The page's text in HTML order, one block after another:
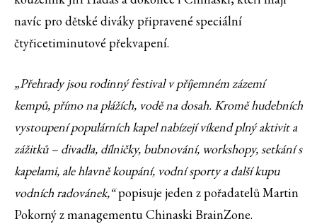
navíc pro dětské diváky připravené speciální
čtyřicetiminutové překvapení.
„Přehrady jsou rodinný festival v příjemném zázemí
kempů, přímo na plážích, vodě na dosah. Kromě hudebních
vystoupení populárních kapel nabízejí víkend plný aktivit a
zážitků – divadla, dílničky, bubnování, workshopy, setkání s
kapelami, ale hlavně koupání, vodní sporty a další kupu
vodních radovánek,“popisuje jeden z pořadatelů Martin
Pokorný z managementu Chinaski BrainZone.